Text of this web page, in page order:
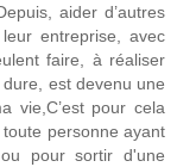
aider d’autres
entreprise, avec
faire, à réaliser
est devenu une
vie,C’est pour cela
personne ayant
pour sortir d'une